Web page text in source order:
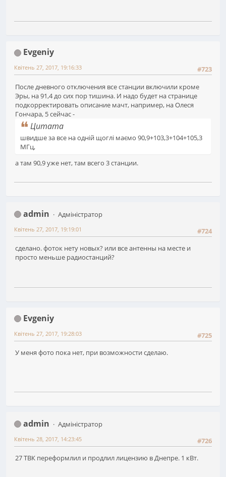
Evgeniy
#723
Квітень 27, 2017, 19:16:33
После дневного отключения все станции включили кроме
Эры, на 91,4 до сих пор тишина. И надо будет на странице
подкорректировать описание мачт, например, на Олеся
Гончара, 5 сейчас -
Цитата
швидше за все на одній щоглі маємо 90,9+103,3+104+105,3
МГц,
а там 90,9 уже нет, там всего 3 станции.
admin
Адміністратор
#724
Квітень 27, 2017, 19:19:01
сделано. фоток нету новых? или все антенны на месте и
просто меньше радиостанций?
Evgeniy
#725
Квітень 27, 2017, 19:28:03
У меня фото пока нет, при возможности сделаю.
admin
Адміністратор
#726
Квітень 28, 2017, 14:23:45
27 ТВК переформлил и продлил лицензию в Днепре. 1 кВт.